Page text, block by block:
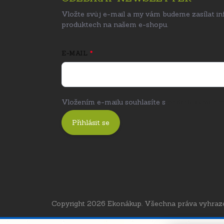
Vložte svůj e-mail a my vám budeme zasílat
produktech na našem e-shopu.
E-MAIL
Vložením e-mailu souhlasíte s
Přihlásit se
Copyright 2026 Ekonákup. Všechna práva